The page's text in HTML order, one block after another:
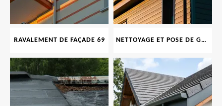
RAVALEMENT DE FAÇADE 69 NETTOYAGE ET POSE DE GOUTTIÈRE 69